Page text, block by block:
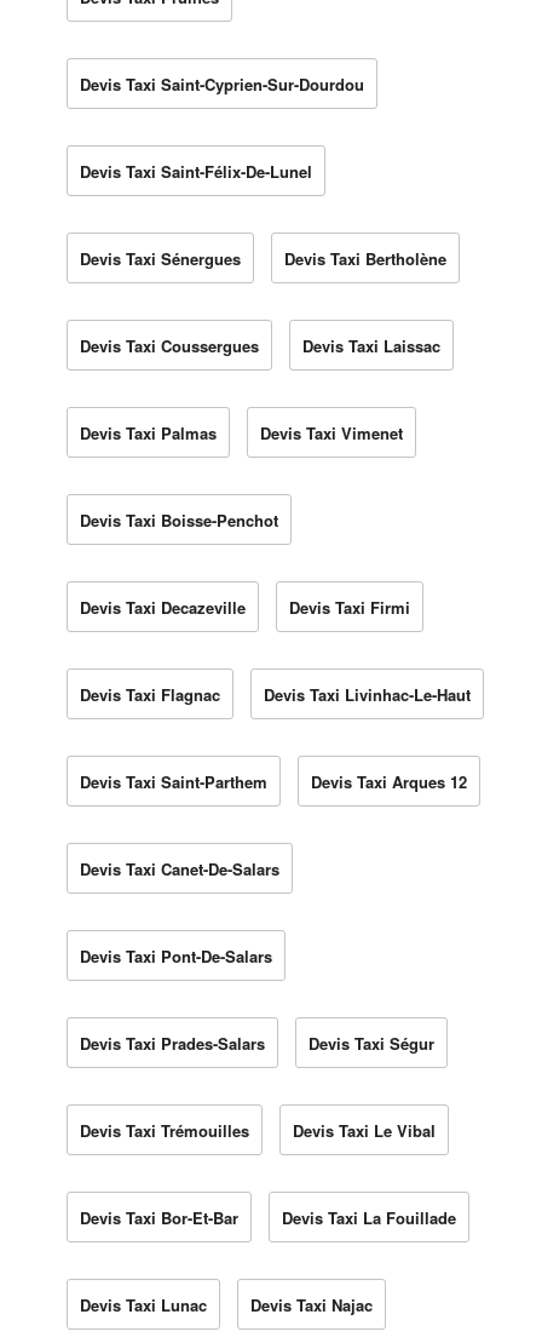
Devis Taxi Saint-Cyprien-Sur-Dourdou
Devis Taxi Saint-Félix-De-Lunel
Devis Taxi Sénergues Devis Taxi Bertholène
Devis Taxi Coussergues Devis Taxi Laissac
Devis Taxi Palmas Devis Taxi Vimenet
Devis Taxi Boisse-Penchot
Devis Taxi Decazeville Devis Taxi Firmi
Devis Taxi Flagnac Devis Taxi Livinhac-Le-Haut
Devis Taxi Saint-Parthem Devis Taxi Arques 12
Devis Taxi Canet-De-Salars
Devis Taxi Pont-De-Salars
Devis Taxi Prades-Salars Devis Taxi Ségur
Devis Taxi Trémouilles Devis Taxi Le Vibal
Devis Taxi Bor-Et-Bar Devis Taxi La Fouillade
Devis Taxi Lunac Devis Taxi Najac